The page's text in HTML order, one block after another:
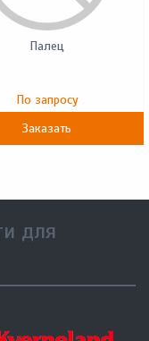
Палец
По запросу
Заказать
для